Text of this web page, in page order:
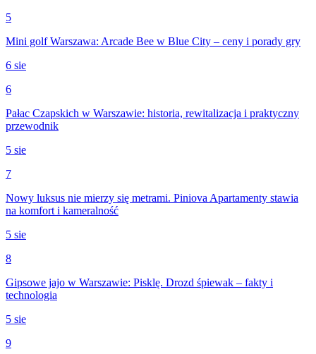
5
Mini golf Warszawa: Arcade Bee w Blue City – ceny i porady gry
6 sie
6
Pałac Czapskich w Warszawie: historia, rewitalizacja i praktyczny
przewodnik
5 sie
7
Nowy luksus nie mierzy się metrami. Piniova Apartamenty stawia
na komfort i kameralność
5 sie
8
Gipsowe jajo w Warszawie: Pisklę. Drozd śpiewak – fakty i
technologia
5 sie
9